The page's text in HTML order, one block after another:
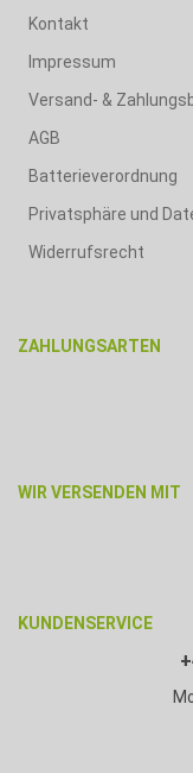
Kontakt
Impressum
Versand- &
AGB
Batterieverordnung
Privatsphäre und
Widerrufsrecht
ZAHLUNGSARTEN
WIR VERSENDEN MIT
KUNDENSERVICE